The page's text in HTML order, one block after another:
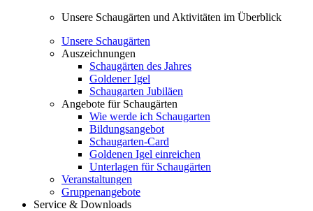
Unsere Schaugärten und Aktivitäten im Überblick
Unsere Schaugärten
Auszeichnungen
Schaugärten des Jahres
Goldener Igel
Schaugarten Jubiläen
Angebote für Schaugärten
Wie werde ich Schaugarten
Bildungsangebot
Schaugarten-Card
Goldenen Igel einreichen
Unterlagen für Schaugärten
Veranstaltungen
Gruppenangebote
Service & Downloads